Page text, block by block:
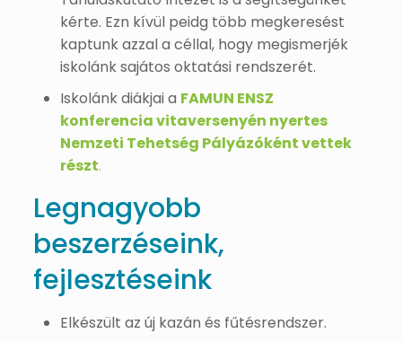
kérte. Ezn kívül peidg több megkeresést
kaptunk azzal a céllal, hogy megismerjék
iskolánk sajátos oktatási rendszerét.
Iskolánk diákjai a FAMUN ENSZ
konferencia vitaversenyén nyertes
Nemzeti Tehetség Pályázóként vettek
részt.
Legnagyobb
beszerzéseink,
fejlesztéseink
Elkészült az új kazán és fűtésrendszer.